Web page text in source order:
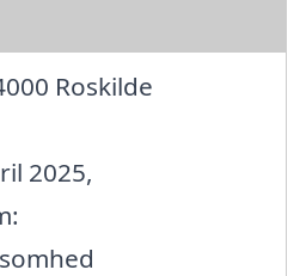
Roskilde
2025,